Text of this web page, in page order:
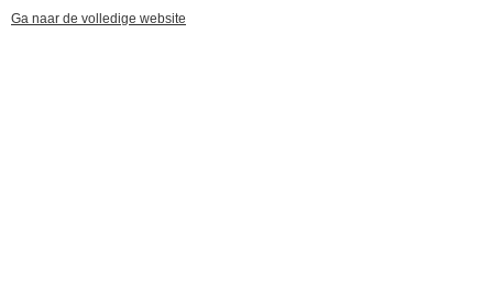
Ga naar de volledige website